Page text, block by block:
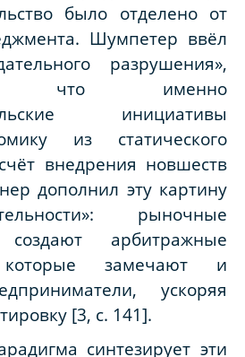
было отделено от
Шумпетер ввёл
разрушения»,
что именно
инициативы
из статического
внедрения новшеств
дополнил эту картину
рыночные
создают арбитражные
которые замечают и
ускоряя
[3, с. 141].
синтезирует эти